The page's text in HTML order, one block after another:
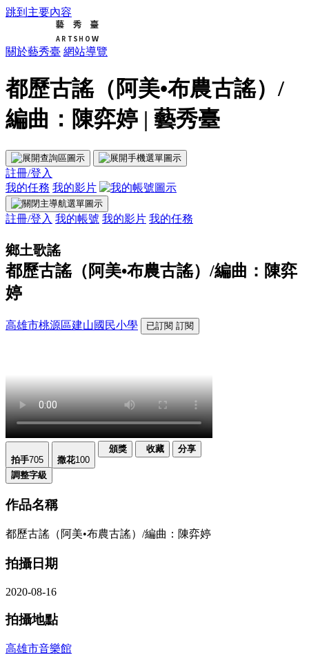
跳到主要內容
關於藝秀臺 網站導覽
都歷古謠（阿美•布農古謠）/
編曲：陳弈婷 | 藝秀臺
註冊/登入
我的任務 我的影片
註冊/登入 我的帳號 我的影片 我的任務
鄉土歌謠
都歷古謠（阿美•布農古謠）/編曲：陳弈
婷
高雄市桃源區建山國民小學 已訂閱 訂閱
拍手705 撒花100
頒獎 收藏 分享
調整字級
作品名稱
都歷古謠（阿美•布農古謠）/編曲：陳弈婷
拍攝日期
2020-08-16
拍攝地點
高雄市音樂館